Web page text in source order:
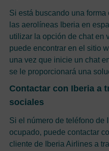
Si está buscando una
las aerolíneas Iberia en
utilizar la opción de chat en
puede encontrar en el sitio
una vez que inicie un chat
se le proporcionará una
Contactar con Iberia a
sociales
Si el número de teléfono de
ocupado, puede contactar
cliente de Iberia Airlines a